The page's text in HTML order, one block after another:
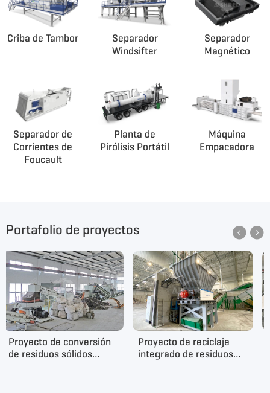
Criba de Tambor
Separador
Windsifter
Separador
Magnético
Separador de
Corrientes de
Foucault
Planta de
Pirólisis Portátil
Máquina
Empacadora
Portafolio de proyectos
Proyecto de conversión
de residuos sólidos
Proyecto de reciclaje
integrado de residuos
 